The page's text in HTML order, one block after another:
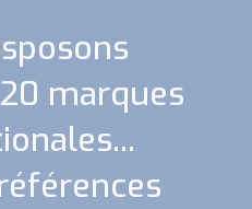
marques